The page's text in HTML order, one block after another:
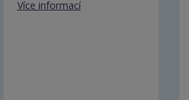
Více informací